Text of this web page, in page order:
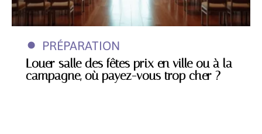
PRÉPARATION
Louer salle des fêtes prix en ville ou à la
campagne, où payez-vous trop cher ?